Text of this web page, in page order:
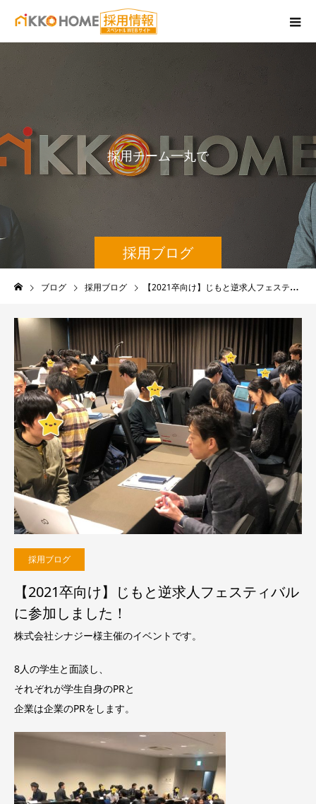
採用ブログ
採用チー ム一丸 で
情 報
ブログ 採用ブログ 【2021卒向け】じもと逆求人フェスティバルに参加しました！
採用ブログ
【2021卒向け】じもと逆求人フェスティバル
に参加しました！
株式会社シナジー様主催のイベントです。
8人の学生と面談し、
それぞれが学生自身のPRと
企業は企業のPRをします。